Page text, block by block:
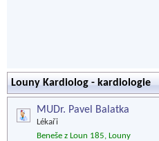
Louny Kardiolog - kardiologie
MUDr. Pavel Balatka
Lékaři
Beneše z Loun 185, Louny